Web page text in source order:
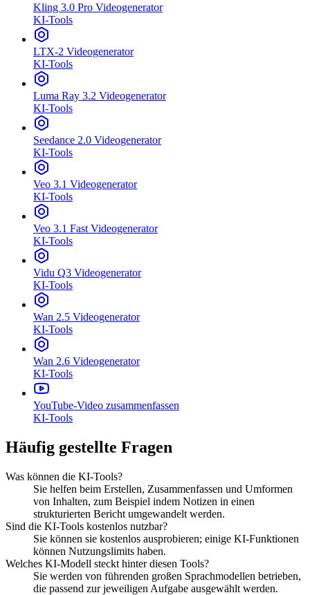
Kling 3.0 Pro Videogenerator
KI-Tools
LTX-2 Videogenerator
KI-Tools
Luma Ray 3.2 Videogenerator
KI-Tools
Seedance 2.0 Videogenerator
KI-Tools
Veo 3.1 Videogenerator
KI-Tools
Veo 3.1 Fast Videogenerator
KI-Tools
Vidu Q3 Videogenerator
KI-Tools
Wan 2.5 Videogenerator
KI-Tools
Wan 2.6 Videogenerator
KI-Tools
YouTube-Video zusammenfassen
KI-Tools
Häufig gestellte Fragen
Was können die KI-Tools?
Sie helfen beim Erstellen, Zusammenfassen und Umformen
von Inhalten, zum Beispiel indem Notizen in einen
strukturierten Bericht umgewandelt werden.
Sind die KI-Tools kostenlos nutzbar?
Sie können sie kostenlos ausprobieren; einige KI-Funktionen
können Nutzungslimits haben.
Welches KI-Modell steckt hinter diesen Tools?
Sie werden von führenden großen Sprachmodellen betrieben,
die passend zur jeweiligen Aufgabe ausgewählt werden.